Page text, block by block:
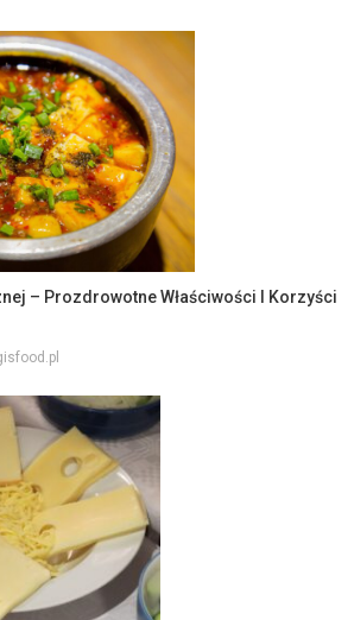
– Prozdrowotne Właściwości I Korzyści